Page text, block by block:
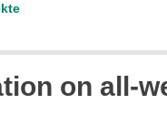
on all-